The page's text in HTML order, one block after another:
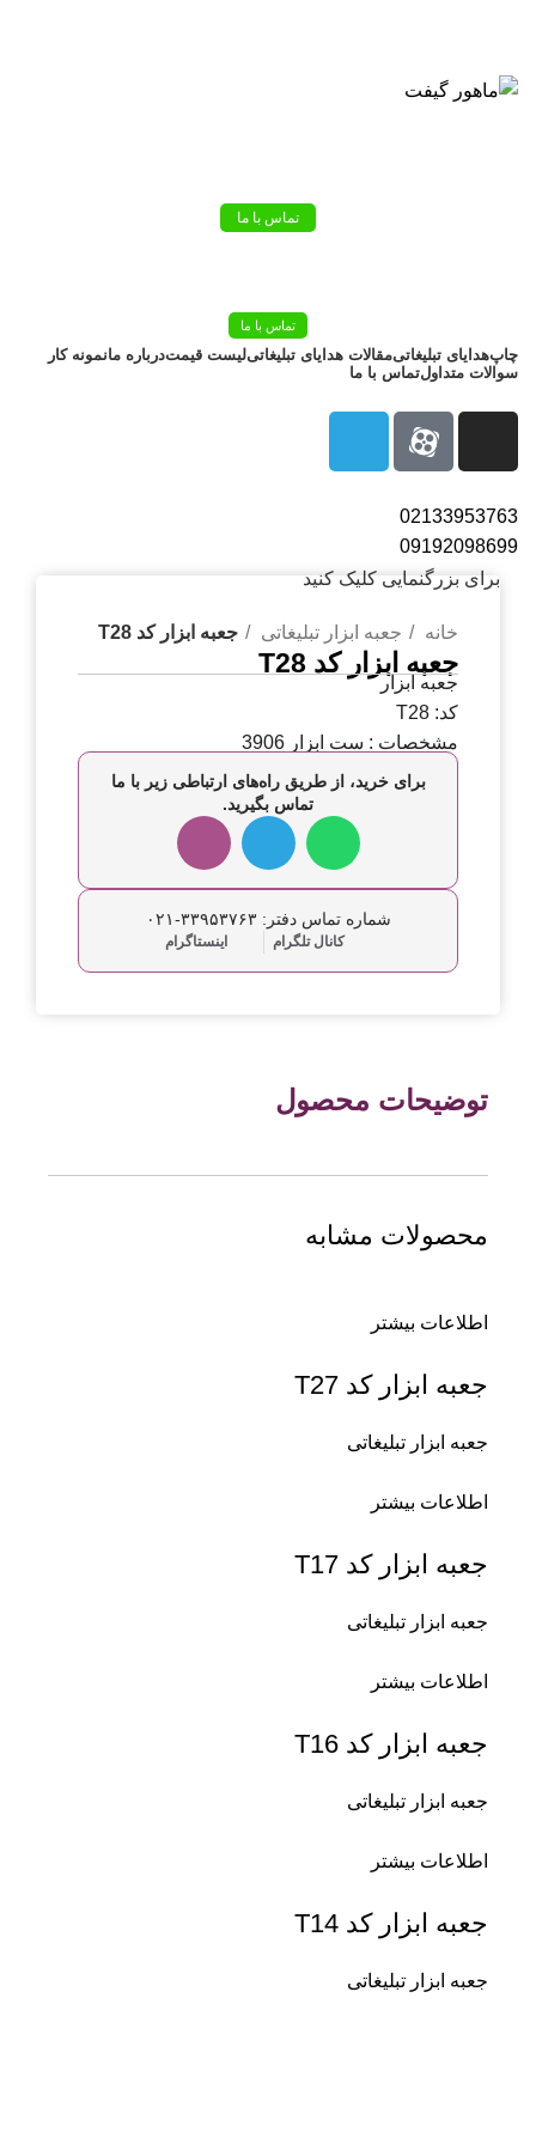
تماس با ما
تماس با ما
چاپهدایای تبلیغاتیمقالات هدایای تبلیغاتیلیست قیمتدرباره مانمونه کار
سوالات متداولتماس با ما
02133953763
09192098699
برای بزرگنمایی کلیک کنید
خانه جعبه ابزار تبلیغاتی جعبه ابزار کد T28
جعبه ابزار کد T28
جعبه ابزار
کد: T28
مشخصات : ست ابزار 3906
برای خرید، از طریق راه‌های ارتباطی زیر با ما
تماس بگیرید.
شماره تماس دفتر: ۳۳۹۵۳۷۶۳-۰۲۱
کانال تلگرام اینستاگرام
توضیحات محصول
محصولات مشابه
اطلاعات بیشتر
جعبه ابزار کد T27
جعبه ابزار تبلیغاتی
اطلاعات بیشتر
جعبه ابزار کد T17
جعبه ابزار تبلیغاتی
اطلاعات بیشتر
جعبه ابزار کد T16
جعبه ابزار تبلیغاتی
اطلاعات بیشتر
جعبه ابزار کد T14
جعبه ابزار تبلیغاتی